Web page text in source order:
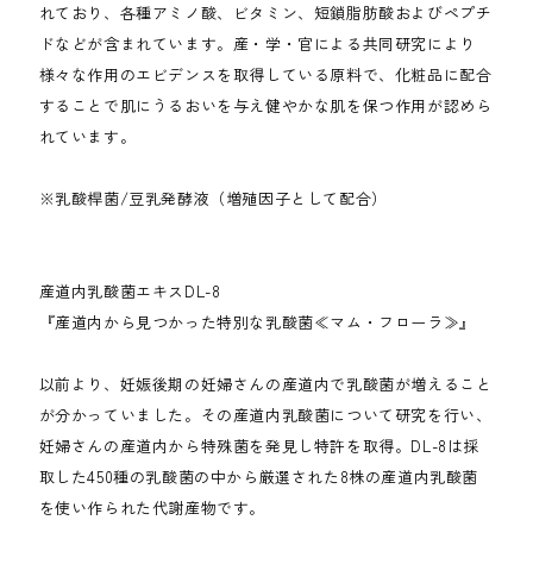
れており、各種アミノ酸、ビタミン、短鎖脂肪酸およびペプチ
ドなどが含まれています。産・学・官による共同研究により
様々な作用のエビデンスを取得している原料で、化粧品に配合
することで肌にうるおいを与え健やかな肌を保つ作用が認めら
れています。
※乳酸桿菌/豆乳発酵液（増殖因子として配合）
産道内乳酸菌エキスDL-8
『産道内から見つかった特別な乳酸菌≪マム・フローラ≫』
以前より、妊娠後期の妊婦さんの産道内で乳酸菌が増えること
が分かっていました。その産道内乳酸菌について研究を行い、
妊婦さんの産道内から特殊菌を発見し特許を取得。DL-8は採
取した450種の乳酸菌の中から厳選された8株の産道内乳酸菌
を使い作られた代謝産物です。